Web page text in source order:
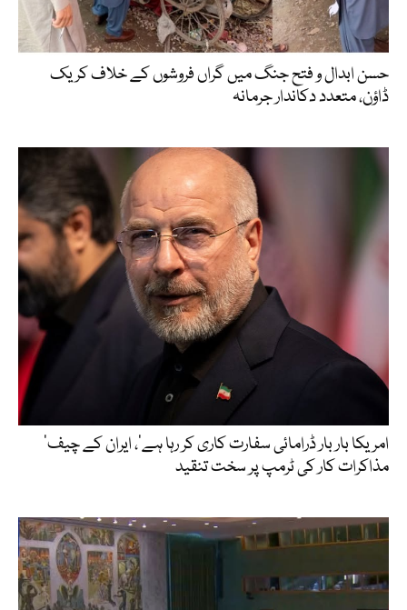
حسن ابدال و فتح جنگ میں گراں فروشوں کے خلاف کریک
ڈاؤن، متعدد دکاندار جرمانہ
’امریکا بار بار ڈرامائی سفارت کاری کر رہا ہے‘، ایران کے چیف
مذاکرات کار کی ٹرمپ پر سخت تنقید